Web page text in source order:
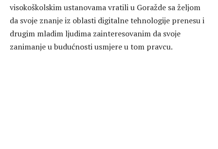
visokoškolskim ustanovama vratili u Goražde sa željom
da svoje znanje iz oblasti digitalne tehnologije prenesu i
drugim mladim ljudima zainteresovanim da svoje
zanimanje u budućnosti usmjere u tom pravcu.